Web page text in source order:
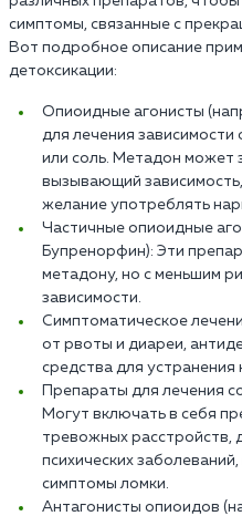
симптомы, связанные с
Вот подробное описание
детоксикации:
Опиоидные агонисты
для лечения зависимости
или соль. Метадон может
вызывающий
желание употреблять
Частичные опиоидные
Бупренорфин): Эти
метадону, но с меньшим
зависимости.
Симптоматическое
от рвоты и диареи,
средства для
Препараты для лечения
Могут включать в себя
тревожных расстройств,
психических
симптомы ломки.
Антагонисты опиоидов